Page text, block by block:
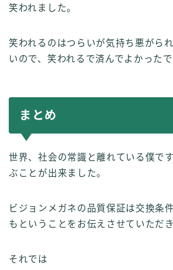
笑われました。
笑われるのはつらいが気持ち悪がら
いので、笑われるで済んでよかったで
まとめ
世界、社会の常識と離れている僕で
ぶことが出来ました。
ビジョンメガネの品質保証は交換条
もということをお伝えさせていただき
それでは